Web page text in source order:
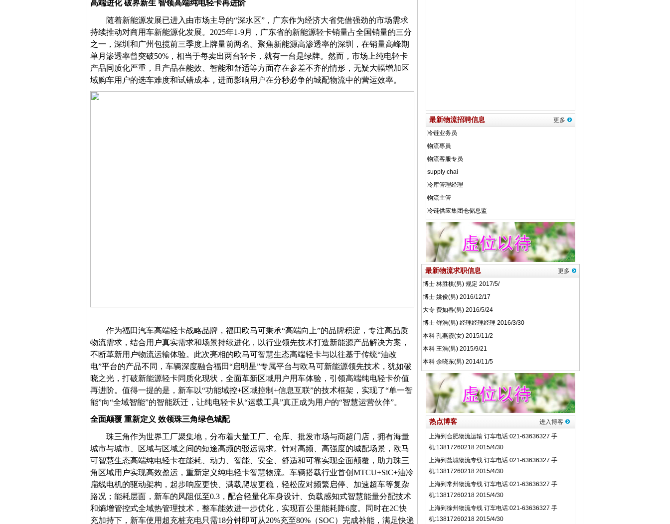
高端进化 破界新生 智领高端纯电轻卡再进阶
随着新能源发展已进入由市场主导的“深水区”， 广东作为经济大省凭借强劲的市场需求
持续推动对商用车新能源化发展。 2025年1-9月，广东省的新能源轻卡销量占全国销量的三分
之一，深圳和广州包揽前三季度上牌量前两名。聚焦新能源高渗透率的深圳，在销量高峰期
单月渗透率曾突破50%，相当于每卖出两台轻卡，就有一台是绿牌。然而，市场上纯电轻卡
产品同质化严重，且产品在能效、智能和舒适等方面存在参差不齐的情形，无疑大幅增加区
域购车用户的选车难度和试错成本，进而影响用户在分秒必争的城配物流中的营运效率。
作为福田汽车高端轻卡战略品牌，福田欧马可秉承“高端向上”的品牌积淀，专注高品质
物流需求，结合用户真实需求和场景持续进化，以行业领先技术打造新能源产品解决方案，
不断革新用户物流运输体验。此次亮相的欧马可智慧生态高端轻卡与以往基于传统“油改
电”平台的产品不同，车辆深度融合福田“启明星”专属平台与欧马可新能源领先技术， 犹如破
晓之光，打破新能源轻卡同质化现状，全面革新区域用户用车体验，引领高端纯电轻卡价值
再进阶。值得一提的是，新车以“功能域控+区域控制+信息互联”的技术框架，实现了“单一智
能”向“全域智能”的智能跃迁，让纯电轻卡从“运载工具”真正成为用户的“智慧运营伙伴”。
全面颠覆 重新定义 效领珠三角绿色城配
珠三角作为世界工厂聚集地 ， 分布着大量工厂、 仓库、批发市场与商超门店 ，拥有海量
城市与城市、区域与区域之间的短途高频的驳运需求。针对高频、高强度的城配场景， 欧马
可智慧生态高端纯电轻卡在能耗、动力、智能、安全、舒适和可靠实现全面颠覆 ， 助力珠三
角区域用户实现高效盈运，重新定义纯电轻卡智慧物流。 车辆搭载行业首创 MTCU+SiC+油冷
扁线电机的驱动架构，起步响应更快、满载爬坡更稳， 轻松应对频繁启停 、加速超车等复杂
路况 ； 能耗层面，新车的风阻低至0.3，配合轻量化车身设计 、负载感知式智慧能量分配技术
和熵增管控式全域热管理技术， 整车能效进一步优化，实现百公里能耗降6度。同时在2C快
充加持下， 新车使用超充桩充电只需18分钟即可从20%充至80%（SOC）完成补能，满足快递
最新物流招聘信息 更多
最新物流求职信息 更多
热点博客 进入博客